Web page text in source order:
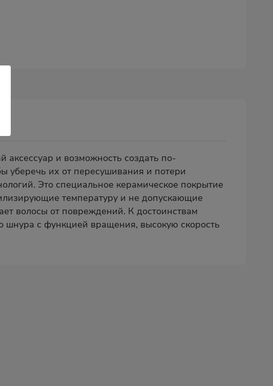
аксессуар и возможность создать по-
уберечь их от пересушивания и потери
Это специальное керамическое покрытие
температуру и не допускающие
волосы от повреждений. К достоинствам
шнура с функцией вращения, высокую скорость